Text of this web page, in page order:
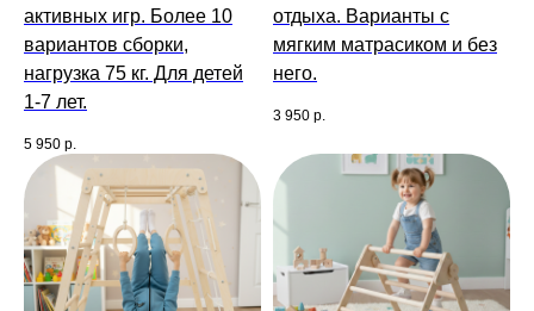
активных игр. Более 10
вариантов сборки,
нагрузка 75 кг. Для детей
1-7 лет.
5 950 р.
отдыха. Варианты с
мягким матрасиком и без
него.
3 950 р.